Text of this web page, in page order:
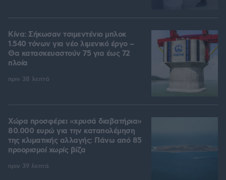
Κίνα: Σήκωσαν τσιμεντένιο μπλοκ
1.540 τόνων για νέο λιμενικό έργο –
Θα κατασκευαστούν 75 για έως 72
πλοία
πριν 38 λεπτά
Χώρα προσφέρει «χρυσά διαβατήρια»
80.000 ευρώ για την καταπολέμηση
της κλιματικής αλλαγής: Πάνω από 85
προορισμοί χωρίς βίζα
πριν 39 λεπτά